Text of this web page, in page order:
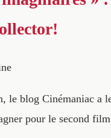
le blog Cinémaniac a
pour le second